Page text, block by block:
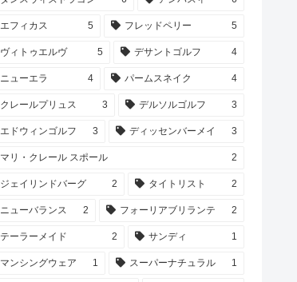
エフィカス 5 フレッドペリー 5
ヴィトゥエルヴ 5 デサントゴルフ 4
ニューエラ 4 パームスネイク 4
クレールプリュス 3 デルソルゴルフ 3
エドウィンゴルフ 3 ディッセンバーメイ 3
マリ・クレール スポール 2
ジェイリンドバーグ 2 タイトリスト 2
ニューバランス 2 フォーリアブリランテ 2
テーラーメイド 2 サンディ 1
マンシングウェア 1 スーパーナチュラル 1